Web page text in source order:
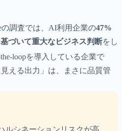
調査では、AI利用企業の47%
づいて重大なビジネス判断をし
the-loopを導入している企業で
える出力」は、まさに品質管